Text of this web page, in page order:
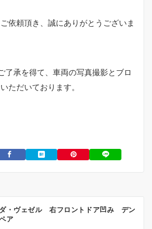
依頼頂き、誠にありがとうございま
了承を得て、車両の写真撮影とブロ
ただいております。
・ヴェゼル 右フロントドア凹み デン
ア